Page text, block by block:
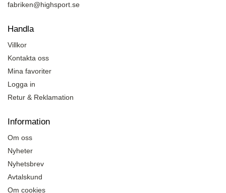
fabriken@highsport.se
Handla
Villkor
Kontakta oss
Mina favoriter
Logga in
Retur & Reklamation
Information
Om oss
Nyheter
Nyhetsbrev
Avtalskund
Om cookies